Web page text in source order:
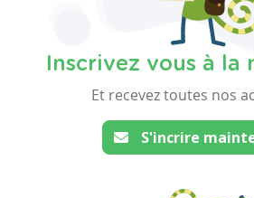
Inscrivez vous à la
Et recevez toutes nos
S'incrire